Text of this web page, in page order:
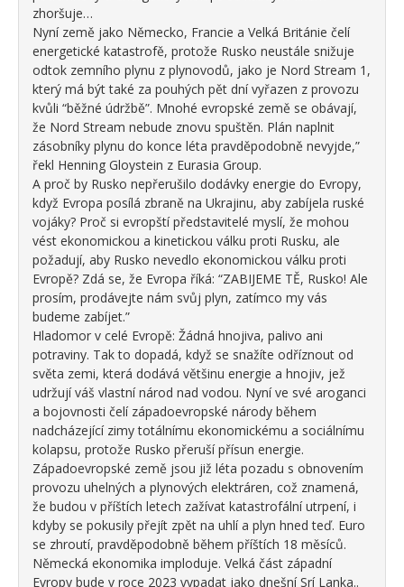
zhoršuje…
Nyní země jako Německo, Francie a Velká Británie čelí
energetické katastrofě, protože Rusko neustále snižuje
odtok zemního plynu z plynovodů, jako je Nord Stream 1,
který má být také za pouhých pět dní vyřazen z provozu
kvůli “běžné údržbě”. Mnohé evropské země se obávají,
že Nord Stream nebude znovu spuštěn. Plán naplnit
zásobníky plynu do konce léta pravděpodobně nevyjde,”
řekl Henning Gloystein z Eurasia Group.
A proč by Rusko nepřerušilo dodávky energie do Evropy,
když Evropa posílá zbraně na Ukrajinu, aby zabíjela ruské
vojáky? Proč si evropští představitelé myslí, že mohou
vést ekonomickou a kinetickou válku proti Rusku, ale
požadují, aby Rusko nevedlo ekonomickou válku proti
Evropě? Zdá se, že Evropa říká: “ZABIJEME TĚ, Rusko! Ale
prosím, prodávejte nám svůj plyn, zatímco my vás
budeme zabíjet.”
Hladomor v celé Evropě: Žádná hnojiva, palivo ani
potraviny. Tak to dopadá, když se snažíte odříznout od
světa zemi, která dodává většinu energie a hnojiv, jež
udržují váš vlastní národ nad vodou. Nyní ve své aroganci
a bojovnosti čelí západoevropské národy během
nadcházející zimy totálnímu ekonomickému a sociálnímu
kolapsu, protože Rusko přeruší přísun energie.
Západoevropské země jsou již léta pozadu s obnovením
provozu uhelných a plynových elektráren, což znamená,
že budou v příštích letech zažívat katastrofální utrpení, i
kdyby se pokusily přejít zpět na uhlí a plyn hned teď. Euro
se zhroutí, pravděpodobně během příštích 18 měsíců.
Německá ekonomika imploduje. Velká část západní
Evropy bude v roce 2023 vypadat jako dnešní Srí Lanka..